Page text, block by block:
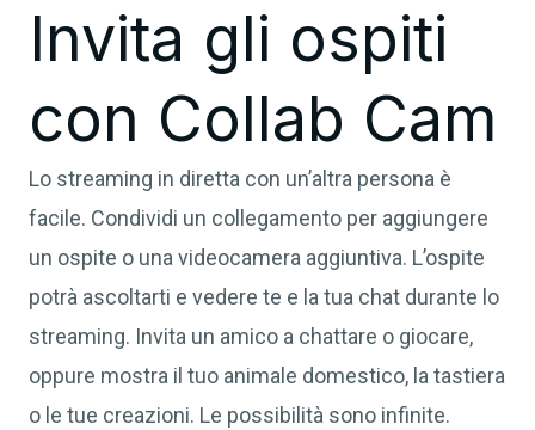
Invita gli ospiti
con Collab Cam
Lo streaming in diretta con un’altra persona è
facile. Condividi un collegamento per aggiungere
un ospite o una videocamera aggiuntiva. L’ospite
potrà ascoltarti e vedere te e la tua chat durante lo
streaming. Invita un amico a chattare o giocare,
oppure mostra il tuo animale domestico, la tastiera
o le tue creazioni. Le possibilità sono infinite.